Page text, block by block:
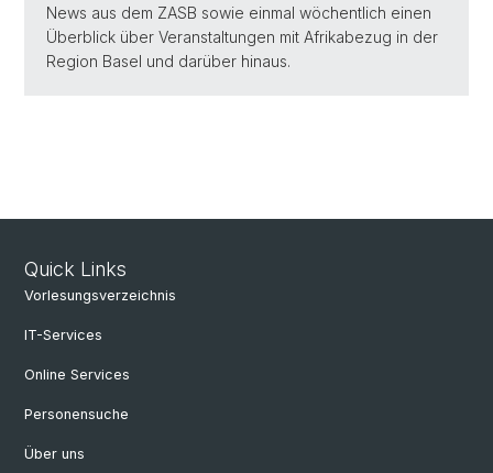
News aus dem ZASB sowie einmal wöchentlich einen
Überblick über Veranstaltungen mit Afrikabezug in der
Region Basel und darüber hinaus.
Quick Links
Vorlesungsverzeichnis
IT-Services
Online Services
Personensuche
Über uns